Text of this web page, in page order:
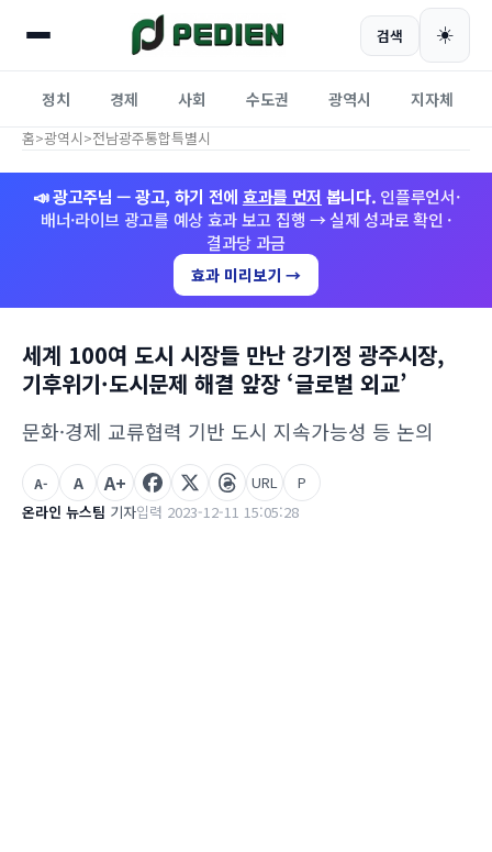
검색 ☀️
정치 경제 사회 수도권 광역시 지자체
홈>광역시>전남광주통합특별시
📣 광고주님 — 광고, 하기 전에 효과를 먼저 봅니다. 인플루언서·
배너·라이브 광고를 예상 효과 보고 집행 → 실제 성과로 확인 ·
결과당 과금
효과 미리보기 →
세계 100여 도시 시장들 만난 강기정 광주시장,
기후위기·도시문제 해결 앞장 ‘글로벌 외교’
문화·경제 교류협력 기반 도시 지속가능성 등 논의
온라인 뉴스팀 기자입력 2023-12-11 15:05:28
A- A A+ URL P